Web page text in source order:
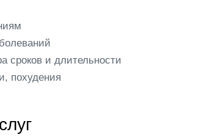
сроков и длительности
похудения